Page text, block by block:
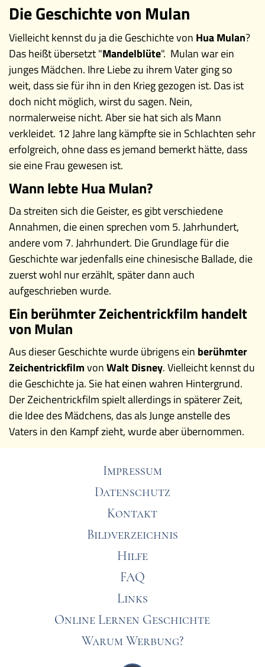
Die Geschichte von Mulan
Vielleicht kennst du ja die Geschichte von Hua Mulan?
Das heißt übersetzt "Mandelblüte". Mulan war ein
junges Mädchen. Ihre Liebe zu ihrem Vater ging so
weit, dass sie für ihn in den Krieg gezogen ist. Das ist
doch nicht möglich, wirst du sagen. Nein,
normalerweise nicht. Aber sie hat sich als Mann
verkleidet. 12 Jahre lang kämpfte sie in Schlachten sehr
erfolgreich, ohne dass es jemand bemerkt hätte, dass
sie eine Frau gewesen ist.
Wann lebte Hua Mulan?
Da streiten sich die Geister, es gibt verschiedene
Annahmen, die einen sprechen vom 5. Jahrhundert,
andere vom 7. Jahrhundert. Die Grundlage für die
Geschichte war jedenfalls eine chinesische Ballade, die
zuerst wohl nur erzählt, später dann auch
aufgeschrieben wurde.
Ein berühmter Zeichentrickfilm handelt
von Mulan
Aus dieser Geschichte wurde übrigens ein berühmter
ZeichentrickfilmvonWalt Disney. Vielleicht kennst du
die Geschichte ja. Sie hat einen wahren Hintergrund.
Der Zeichentrickfilm spielt allerdings in späterer Zeit,
die Idee des Mädchens, das als Junge anstelle des
Vaters in den Kampf zieht, wurde aber übernommen.
Impressum
Datenschutz
Kontakt
Bildverzeichnis
Hilfe
FAQ
Links
Online Lernen Geschichte
Warum Werbung?